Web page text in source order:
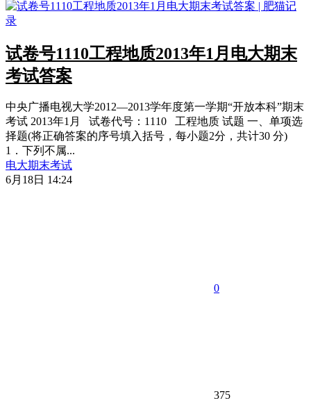
试卷号1110工程地质2013年1月电大期末
考试答案
中央广播电视大学2012—2013学年度第一学期“开放本科”期末
考试 2013年1月 试卷代号：1110 工程地质 试题 一、单项选
择题(将正确答案的序号填入括号，每小题2分，共计30 分)
1．下列不属...
电大期末考试
6月18日 14:24
0
375